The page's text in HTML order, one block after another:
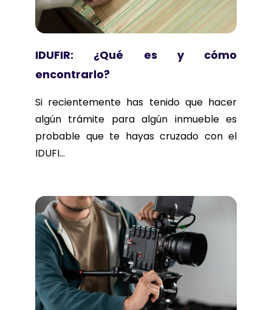
IDUFIR: ¿Qué es y cómo
encontrarlo?
Si recientemente has tenido que hacer
algún trámite para algún inmueble es
probable que te hayas cruzado con el
IDUFI...